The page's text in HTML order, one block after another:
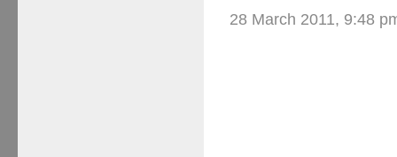
28 March 2011, 9:48